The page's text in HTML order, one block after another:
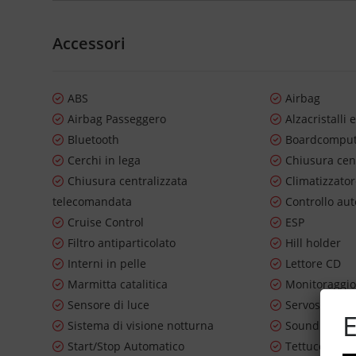
Accessori
ABS
Airbag
Airbag Passeggero
Alzacristalli
Bluetooth
Cerchi in lega
Chiusura
Chiusura centralizzata
telecomandata
Controllo
Cruise Control
ESP
Filtro antiparticolato
Hill holder
Interni in pelle
Lettore CD
Marmitta catalitica
Sensore di luce
Servosterzo
Sistema di visione notturna
Sound
Start/Stop Automatico
Tettuccio